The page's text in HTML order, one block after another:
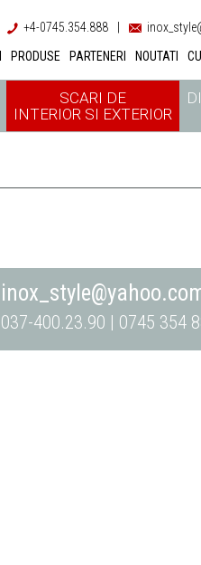
+4-0745.354.888
PRODUSE PARTENERI NOUTATI
SCARI DE
INTERIOR SI EXTERIOR
037-400.23.90 | 0745 354